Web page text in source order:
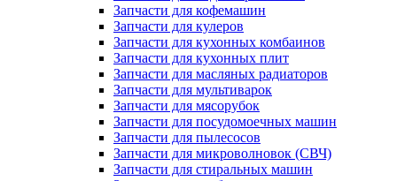
Запчасти для кофемашин
Запчасти для кулеров
Запчасти для кухонных комбаинов
Запчасти для кухонных плит
Запчасти для масляных радиаторов
Запчасти для мультиварок
Запчасти для мясорубок
Запчасти для посудомоечных машин
Запчасти для пылесосов
Запчасти для микроволновок (СВЧ)
Запчасти для стиральных машин